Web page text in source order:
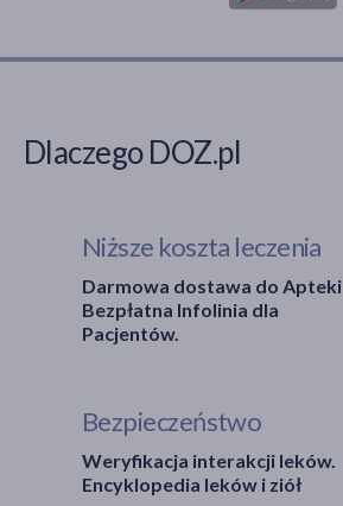
Dlaczego DOZ.pl
Niższe koszta leczenia
Darmowa dostawa do Apteki
Bezpłatna Infolinia dla
Pacjentów.
Bezpieczeństwo
Weryfikacja interakcji leków.
Encyklopedia leków i ziół